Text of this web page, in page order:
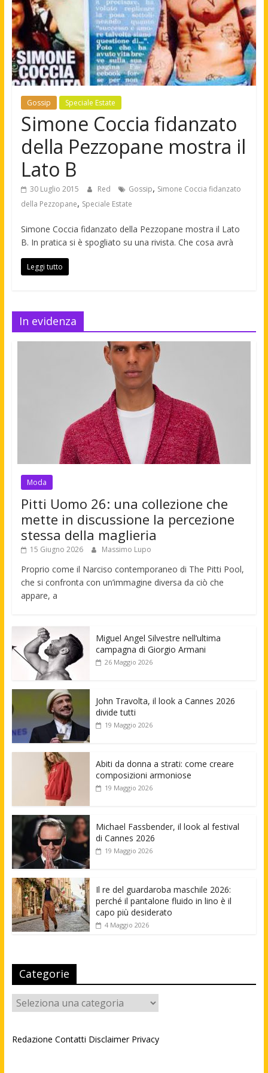
Gossip Speciale Estate
Simone Coccia fidanzato
della Pezzopane mostra il
Lato B
30 Luglio 2015 Red Gossip, Simone Coccia fidanzato
della Pezzopane, Speciale Estate
Simone Coccia fidanzato della Pezzopane mostra il Lato
B. In pratica si è spogliato su una rivista. Che cosa avrà
Leggi tutto
In evidenza
Moda
Pitti Uomo 26: una collezione che
mette in discussione la percezione
stessa della maglieria
15 Giugno 2026 Massimo Lupo
Proprio come il Narciso contemporaneo di The Pitti Pool,
che si confronta con un’immagine diversa da ciò che
appare, a
Miguel Angel Silvestre nell’ultima
campagna di Giorgio Armani
26 Maggio 2026
John Travolta, il look a Cannes 2026
divide tutti
19 Maggio 2026
Abiti da donna a strati: come creare
composizioni armoniose
19 Maggio 2026
Michael Fassbender, il look al festival
di Cannes 2026
19 Maggio 2026
Il re del guardaroba maschile 2026:
perché il pantalone fluido in lino è il
capo più desiderato
4 Maggio 2026
Categorie
Categorie
Redazione Contatti Disclaimer Privacy